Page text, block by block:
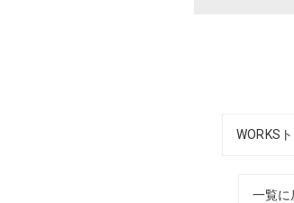
WORKS
一覧に